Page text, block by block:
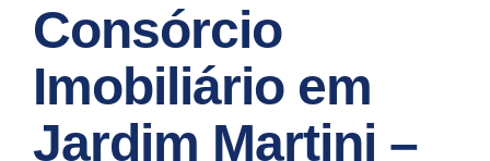
Consórcio
Imobiliário em
Jardim Martini –